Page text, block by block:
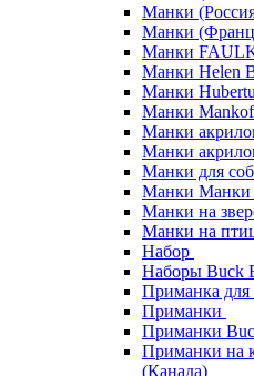
Манки
Манки
Манки
Манки Helen
Манки
Манки
Манки
Манки
Манки для
Манки
Манки на
Манки на
Набор
Наборы Buck
Приманка для
Приманки
Приманки
Приманки на
(Канада)